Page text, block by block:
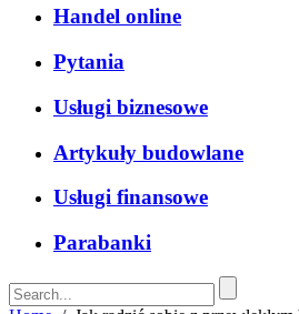
Handel online
Pytania
Usługi biznesowe
Artykuły budowlane
Usługi finansowe
Parabanki